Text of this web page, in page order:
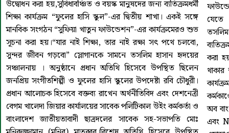
উদ্বোধন করা হয়,সুবিধাবঞ্চিত ও বয়স্ক মানুষদের জন্য ব্যতিক্রমধর্মী
শিক্ষা কার্যক্রম “ফুলের হাসি স্কুল”-এর দ্বিতীয় শাখা। একই সঙ্গে
মানবিক সংগঠন “সুফিয়া খাতুন ফাউন্ডেশন”-এর কার্যক্রমেরও শুভ
সূচনা করা হয়।“যার নাই শিক্ষা, তার নাই রক্ষা সৎ পথে চলবো,
সুন্দর জীবন গড়বো” স্লোগানকে সামনে তসলিম হাসান হৃদয়ের
সঞ্চালনায় । অনুষ্ঠানে প্রধান অতিথি হিসেবে উপস্থিত ছিলেন
জনপ্রিয় সংগীতশিল্পী ও ফুলের হাসি স্কুলের উপদেষ্টা রবি চৌধুরী।
প্রধান আলোচক হিসেবে বক্তব্য রাখেন অর্থনীতিবিদ এবং দেশনেত্রী
বেগম খালেদা জিয়ার কার্যালয়ের সাবেক পলিটিকাল উইং কর্মকর্তা ও
বাংলাদেশ জাতীয়তাবাদী ছাত্রদলের সাবেক সহ-সভাপতি মোঃ
যেতে
করা
অব
এবং